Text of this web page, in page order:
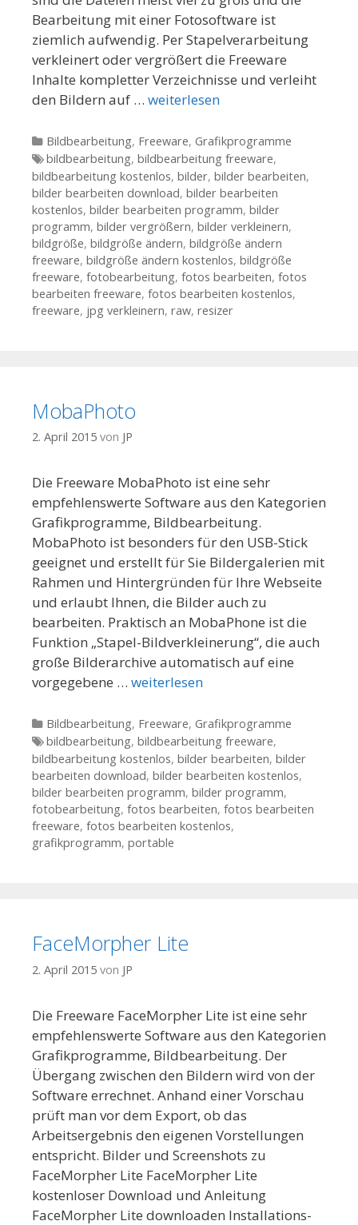
Bearbeitung mit einer Fotosoftware ist
ziemlich aufwendig. Per Stapelverarbeitung
verkleinert oder vergrößert die Freeware
Inhalte kompletter Verzeichnisse und verleiht
den Bildern auf … weiterlesen
Kategorien
Bildbearbeitung, Freeware, Grafikprogramme
Tags
bildbearbeitung, bildbearbeitung freeware,
bildbearbeitung kostenlos, bilder, bilder bearbeiten,
bilder bearbeiten download, bilder bearbeiten
kostenlos, bilder bearbeiten programm, bilder
programm, bilder vergrößern, bilder verkleinern,
bildgröße, bildgröße ändern, bildgröße ändern
freeware, bildgröße ändern kostenlos, bildgröße
freeware, fotobearbeitung, fotos bearbeiten, fotos
bearbeiten freeware, fotos bearbeiten kostenlos,
freeware, jpg verkleinern, raw, resizer
MobaPhoto
2. April 2015 von JP
Die Freeware MobaPhoto ist eine sehr
empfehlenswerte Software aus den Kategorien
Grafikprogramme, Bildbearbeitung.
MobaPhoto ist besonders für den USB-Stick
geeignet und erstellt für Sie Bildergalerien mit
Rahmen und Hintergründen für Ihre Webseite
und erlaubt Ihnen, die Bilder auch zu
bearbeiten. Praktisch an MobaPhone ist die
Funktion „Stapel-Bildverkleinerung“, die auch
große Bilderarchive automatisch auf eine
vorgegebene … weiterlesen
Kategorien
Bildbearbeitung, Freeware, Grafikprogramme
Tags
bildbearbeitung, bildbearbeitung freeware,
bildbearbeitung kostenlos, bilder bearbeiten, bilder
bearbeiten download, bilder bearbeiten kostenlos,
bilder bearbeiten programm, bilder programm,
fotobearbeitung, fotos bearbeiten, fotos bearbeiten
freeware, fotos bearbeiten kostenlos,
grafikprogramm, portable
FaceMorpher Lite
2. April 2015 von JP
Die Freeware FaceMorpher Lite ist eine sehr
empfehlenswerte Software aus den Kategorien
Grafikprogramme, Bildbearbeitung. Der
Übergang zwischen den Bildern wird von der
Software errechnet. Anhand einer Vorschau
prüft man vor dem Export, ob das
Arbeitsergebnis den eigenen Vorstellungen
entspricht. Bilder und Screenshots zu
FaceMorpher Lite FaceMorpher Lite
kostenloser Download und Anleitung
FaceMorpher Lite downloaden Installations-